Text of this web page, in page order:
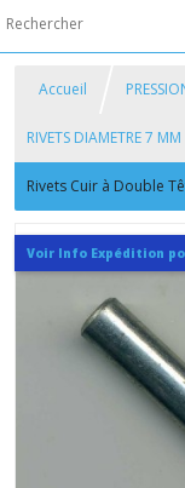
Accueil
RIVETS DIAMETRE 7 MM
Rivets Cuir à Double
Coloris Bronze ,